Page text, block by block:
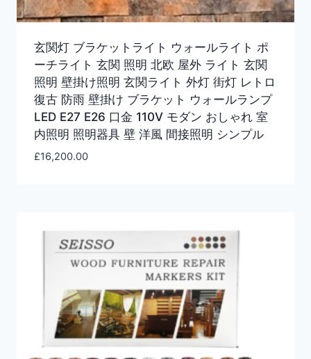
玄関灯 ブラケットライト ウォールライト ポ
ーチライト 玄関 照明 北欧 屋外 ライト 玄関
照明 壁掛け照明 玄関ライト 外灯 街灯 レトロ
復古 防雨 壁掛け ブラケット ウォールランプ
LED E27 E26 口金 110V モダン おしゃれ 室
内照明 照明器具 壁 洋風 間接照明 シンプル
£16,200.00